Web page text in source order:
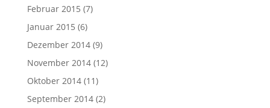
Februar 2015 (7)
Januar 2015 (6)
Dezember 2014(9)
November 2014(12)
Oktober 2014(11)
September 2014(2)